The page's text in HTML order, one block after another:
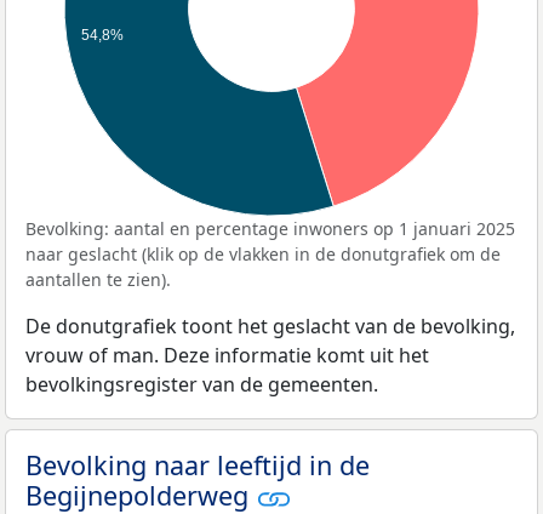
54,8%
Bevolking: aantal en percentage inwoners op 1 januari 2025
naar geslacht (klik op de vlakken in de donutgrafiek om de
aantallen te zien).
De donutgrafiek toont het geslacht van de bevolking,
vrouw of man. Deze informatie komt uit het
bevolkingsregister van de gemeenten.
Bevolking naar leeftijd in de
Begijnepolderweg